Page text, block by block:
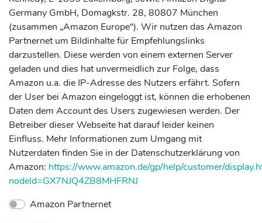
Germany GmbH, Domagkstr. 28, 80807 München
(zusammen „Amazon Europe“). Wir nutzen das Amazon
Partnernet um Bildinhalte für Empfehlungslinks
darzustellen. Diese werden von einem externen Server
geladen und dies hat unvermeidlich zur Folge, dass
Amazon u.a. die IP-Adresse des Nutzers erfährt. Sofern
der User bei Amazon eingeloggt ist, können die erhobenen
Daten dem Account des Users zugewiesen werden. Der
Betreiber dieser Webseite hat darauf leider keinen
Einfluss. Mehr Informationen zum Umgang mit
Nutzerdaten finden Sie in der Datenschutzerklärung von
Amazon: https://www.amazon.de/gp/help/customer/
nodeId=GX7NJQ4ZB8MHFRNJ
Amazon Partnernet